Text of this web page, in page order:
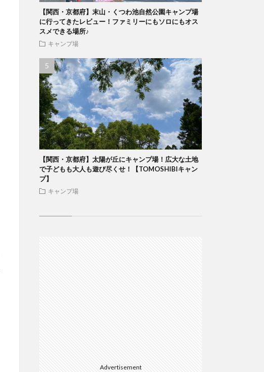
【関西・京都府】末山・くつわ池自然公園キャンプ場
に行ってきたレビュー！ファミリーにもソロにもオス
スメできる場所♪
キャンプ場
【関西・京都府】太陽が丘にキャンプ場！広大な土地
で子どもも大人も遊び尽くせ！【TOMOSHIBIキャン
プ】
キャンプ場
Advertisement